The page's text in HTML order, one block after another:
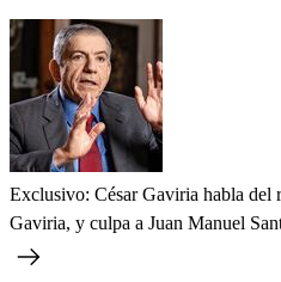
Exclusivo: César Gaviria habla del
Gaviria, y culpa a Juan Manuel